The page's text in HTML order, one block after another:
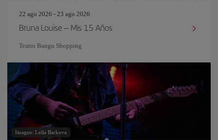
22 ago 2026 - 23 ago 2026
Bruna Louise – Mis 15 Años
Teatro Bangu Shopping
Imagen: Leila Barkova